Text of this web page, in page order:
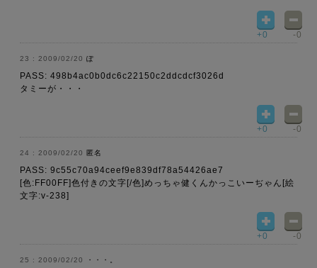
+0 -0
2009/02/20 ぽ
PASS: 498b4ac0b0dc6c22150c2ddcdcf3026d
タミーが・・・
+0 -0
2009/02/20 匿名
PASS: 9c55c70a94ceef9e839df78a54426ae7
[色:FF00FF]色付きの文字[/色]めっちゃ健くんかっこいーぢゃん[絵
文字:v-238]
+0 -0
2009/02/20 ・・・。